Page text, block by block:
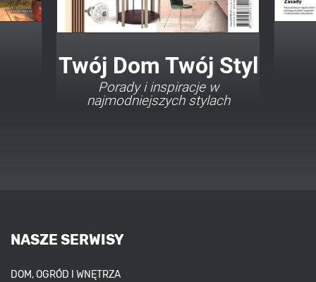
Twój Dom Twój Styl
Porady i inspiracje w
najmodniejszych stylach
NASZE SERWISY
DOM, OGRÓD I WNĘTRZA